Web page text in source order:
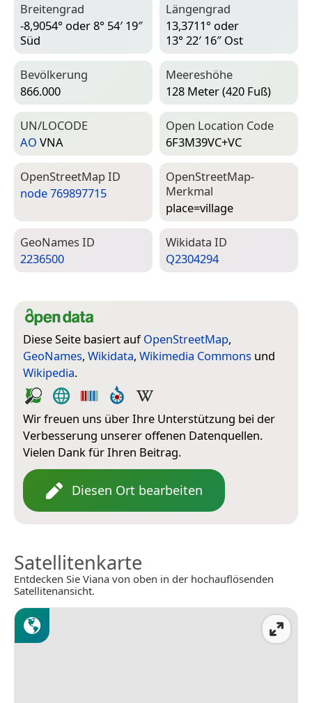
Breitengrad
-8,9054° oder 8° 54′ 19″
Süd
Längengrad
13,3711° oder
13° 22′ 16″ Ost
Bevölkerung
866.000
Meereshöhe
128 Meter (420 Fuß)
UN/LOCODE
AO VNA
Open Location Code
6F3M39VC+VC
Open­Street­Map ID
node 769897715
Open­Street­Map-
Merkmal
place=­village
Geo­Names ID
2236500
Wiki­data ID
Q2304294
Diese Seite basiert aufOpenStreetMap,
GeoNames, Wikidata, Wikimedia Commons und
Wikipedia.
Wir freuen uns über Ihre Unterstützung bei der
Verbesserung unserer offenen Datenquellen.
Vielen Dank für Ihren Beitrag.
Diesen Ort bearbeiten
Satellitenkarte
Entdecken Sie Viana von oben in der hochauflösenden
Satellitenansicht.